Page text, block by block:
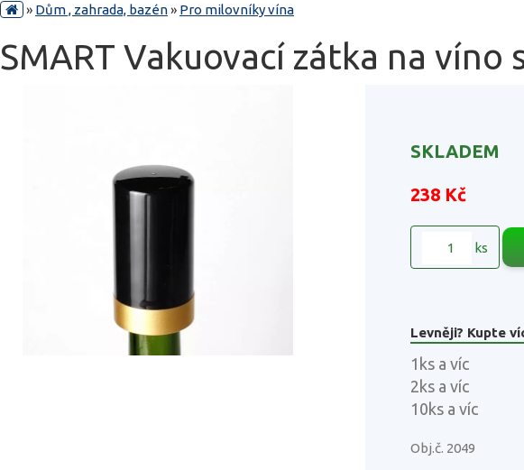
» Dům , zahrada, bazén» Pro milovníky vína
SMART Vakuovací zátka na
SKLADEM
238 Kč
ks
Levněji? Kupte
1ks a víc
2ks a víc
10ks a víc
Obj.č. 2049